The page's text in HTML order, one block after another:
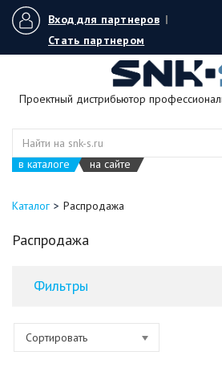
Вход для партнеров |
Стать партнером
Проектный дистрибьютор
в каталоге на сайте
Каталог Распродажа
Распродажа
Фильтры
Сортировать